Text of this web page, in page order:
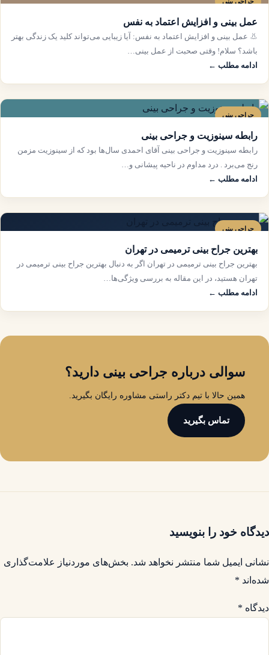
عمل بینی و افزایش اعتماد به نفس
👃 عمل بینی و افزایش اعتماد به نفس: آیا زیبایی می‌تواند کلید یک زندگی بهتر
باشد؟ سلا‌م! وقتی صحبت از عمل بینی…
ادامه مطلب ←
جراحی بینی
رابطه سینوزیت و جراحی بینی
رابطه سینوزیت و جراحی بینی آقای احمدی سال‌ها بود که از سینوزیت مزمن
رنج می‌برد . درد مداوم در ناحیه پیشانی و…
ادامه مطلب ←
جراحی بینی
بهترین جراح بینی ترمیمی در تهران
بهترین جراح بینی ترمیمی در تهران اگر به دنبال بهترین جراح بینی ترمیمی در
تهران هستید، در این مقاله به بررسی ویژگی‌ها…
ادامه مطلب ←
سوالی درباره جراحی بینی دارید؟
همین حالا با تیم دکتر راستی مشاوره رایگان بگیرید.
تماس بگیرید
دیدگاه خود را بنویسید
نشانی ایمیل شما منتشر نخواهد شد. بخش‌های موردنیاز علامت‌گذاری
شده‌اند *
دیدگاه *